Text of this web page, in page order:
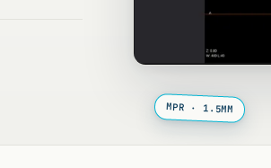
MPR · 1.5MM